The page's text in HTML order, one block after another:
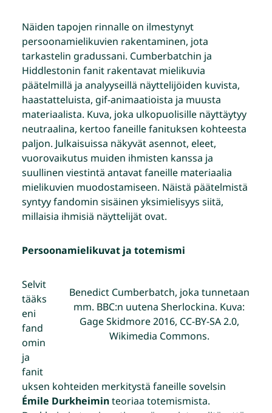
Näiden tapojen rinnalle on ilmestynyt
persoonamielikuvien rakentaminen, jota
tarkastelin gradussani. Cumberbatchin ja
Hiddlestonin fanit rakentavat mielikuvia
päätelmillä ja analyyseillä näyttelijöiden kuvista,
haastatteluista, gif-animaatioista ja muusta
materiaalista. Kuva, joka ulkopuolisille näyttäytyy
neutraalina, kertoo faneille fanituksen kohteesta
paljon. Julkaisuissa näkyvät asennot, eleet,
vuorovaikutus muiden ihmisten kanssa ja
suullinen viestintä antavat faneille materiaalia
mielikuvien muodostamiseen. Näistä päätelmistä
syntyy fandomin sisäinen yksimielisyys siitä,
millaisia ihmisiä näyttelijät ovat.
Persoonamielikuvat ja totemismi
Benedict Cumberbatch, joka tunnetaan
mm. BBC:n uutena Sherlockina. Kuva:
Gage Skidmore 2016, CC-BY-SA 2.0,
Wikimedia Commons.
Selvit
tääks
eni
fand
omin
ja
fanit
uksen kohteiden merkitystä faneille sovelsin
Émile Durkheiminteoriaa totemismista.